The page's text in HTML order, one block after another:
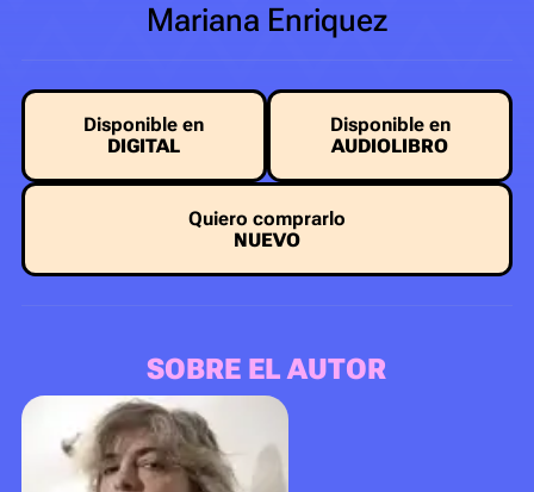
Mariana Enriquez
Disponible en
DIGITAL
Disponible en
AUDIOLIBRO
Quiero comprarlo
NUEVO
SOBRE EL AUTOR